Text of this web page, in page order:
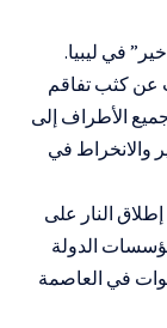
في ليبيا.
عن كثب تفاقم
الأطراف إلى
والانخراط في
النار على
الدولة
في العاصمة